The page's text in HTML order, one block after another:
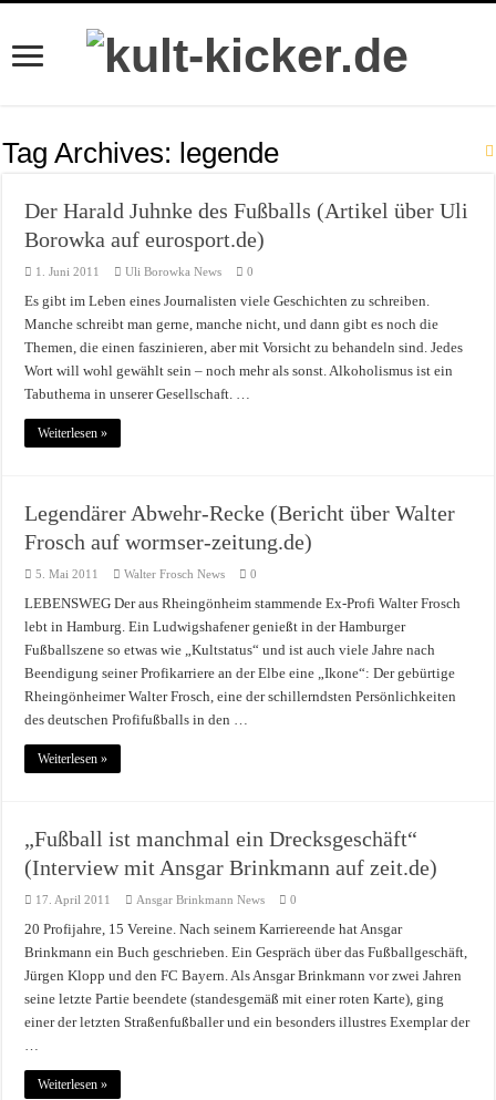
Tag Archives: legende
Der Harald Juhnke des Fußballs (Artikel über Uli
Borowka auf eurosport.de)
1. Juni 2011 Uli Borowka News 0
Es gibt im Leben eines Journalisten viele Geschichten zu schreiben.
Manche schreibt man gerne, manche nicht, und dann gibt es noch die
Themen, die einen faszinieren, aber mit Vorsicht zu behandeln sind. Jedes
Wort will wohl gewählt sein – noch mehr als sonst. Alkoholismus ist ein
Tabuthema in unserer Gesellschaft. …
Weiterlesen »
Legendärer Abwehr-Recke (Bericht über Walter
Frosch auf wormser-zeitung.de)
5. Mai 2011 Walter Frosch News 0
LEBENSWEG Der aus Rheingönheim stammende Ex-Profi Walter Frosch
lebt in Hamburg. Ein Ludwigshafener genießt in der Hamburger
Fußballszene so etwas wie „Kultstatus“ und ist auch viele Jahre nach
Beendigung seiner Profikarriere an der Elbe eine „Ikone“: Der gebürtige
Rheingönheimer Walter Frosch, eine der schillerndsten Persönlichkeiten
des deutschen Profifußballs in den …
Weiterlesen »
„Fußball ist manchmal ein Drecksgeschäft“
(Interview mit Ansgar Brinkmann auf zeit.de)
17. April 2011 Ansgar Brinkmann News 0
20 Profijahre, 15 Vereine. Nach seinem Karriereende hat Ansgar
Brinkmann ein Buch geschrieben. Ein Gespräch über das Fußballgeschäft,
Jürgen Klopp und den FC Bayern. Als Ansgar Brinkmann vor zwei Jahren
seine letzte Partie beendete (standesgemäß mit einer roten Karte), ging
einer der letzten Straßenfußballer und ein besonders illustres Exemplar der
…
Weiterlesen »